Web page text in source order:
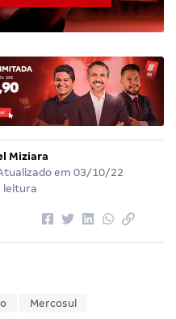
Miziara
em 03/10/22
leitura
Mercosul